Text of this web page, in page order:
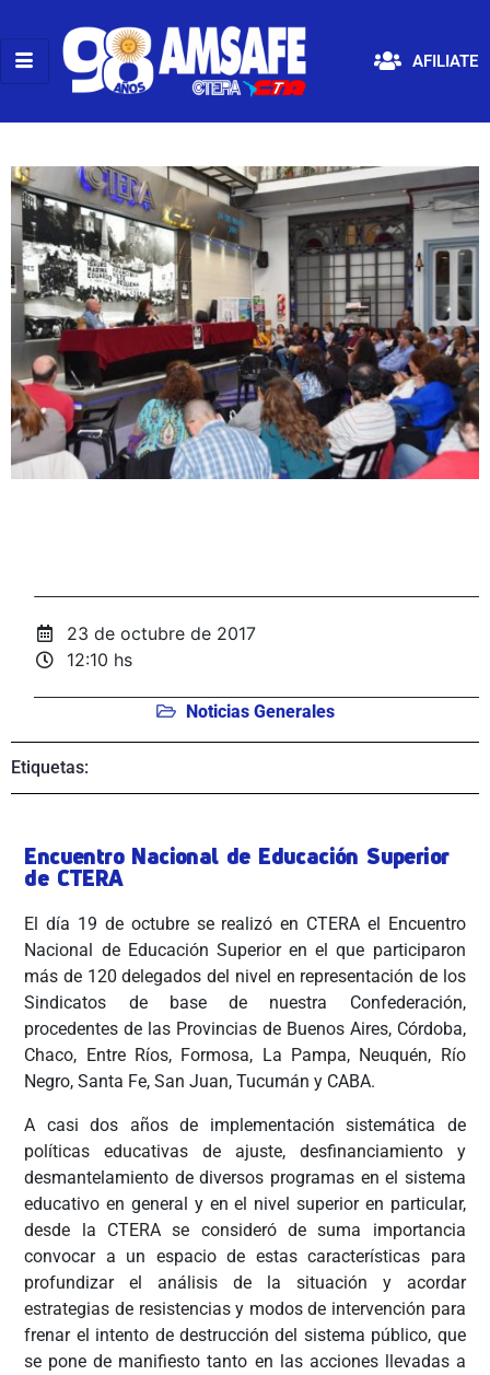
AFILIATE
23 de octubre de 2017
12:10 hs
Noticias Generales
Etiquetas:
Encuentro Nacional de Educación Superior
de CTERA
El día 19 de octubre se realizó en CTERA el Encuentro
Nacional de Educación Superior en el que participaron
más de 120 delegados del nivel en representación de los
Sindicatos de base de nuestra Confederación,
procedentes de las Provincias de Buenos Aires, Córdoba,
Chaco, Entre Ríos, Formosa, La Pampa, Neuquén, Río
Negro, Santa Fe, San Juan, Tucumán y CABA.
A casi dos años de implementación sistemática de
políticas educativas de ajuste, desfinanciamiento y
desmantelamiento de diversos programas en el sistema
educativo en general y en el nivel superior en particular,
desde la CTERA se consideró de suma importancia
convocar a un espacio de estas características para
profundizar el análisis de la situación y acordar
estrategias de resistencias y modos de intervención para
frenar el intento de destrucción del sistema público, que
se pone de manifiesto tanto en las acciones llevadas a